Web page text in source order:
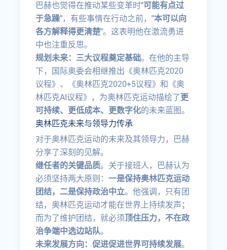
巴赫也觉得在推动某些变革时"可能有点过
于急躁"，有些事情在行动之前，"本可以向
各方解释得更清楚"。这表明他在激流勇进
中也注重反思。
规划未来：三大议程奠定基础。在他的主导
下，国际奥委会相继推出《奥林匹克2020
议程》、《奥林匹克2020+5议程》和《奥
林匹克AI议程》，为奥林匹克运动描绘了更
可持续、更低成本、更数字化的未来蓝图。
奥林匹克未来与领导力传承
对于奥林匹克运动的未来及其领导力，巴赫
分享了深刻的见解。
继任者的关键品质。关于接班人，巴赫认为
必须坚持两大原则：一是保持奥林匹克运动
团结，二是保持政治中立。他强调，只有团
结，奥林匹克运动才能在世界上持续发声；
而为了维护团结，就必须顶住压力，不在政
治争端中选边站队。
未来发展方向：促进促进世界可持续发展。